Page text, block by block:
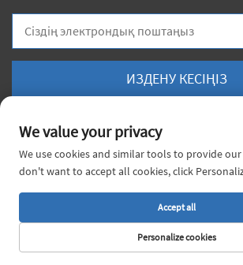
ИЗДЕНУ КЕСІҢІЗ
© 2026 ж. «China Voyage Metal ЖШС». Барлық
саясаты
We value your privacy
We use cookies and similar tools to provide our
don't want to accept all cookies, click
Personalize cookies
Accept all